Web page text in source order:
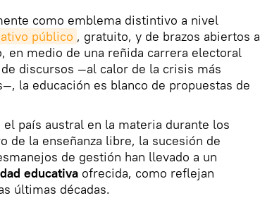
como emblema distintivo a nivel
público , gratuito, y de brazos abiertos a
en medio de una reñida carrera electoral
discursos —al calor de la crisis más
la educación es blanco de propuestas de
país austral en la materia durante los
de la enseñanza libre, la sucesión de
de gestión han llevado a un
educativa ofrecida, como reflejan
últimas décadas.